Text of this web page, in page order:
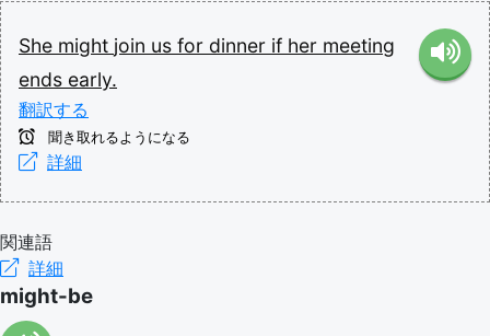
She might join us for dinner if her meeting
ends early.
翻訳する
聞き取れるようになる
詳細
関連語
詳細
might-be